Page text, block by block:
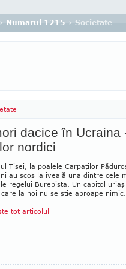
› Numarul 1215 › Societate
dacice în Ucraina
nordici
Tisei, la poalele Carpaţilor
au scos la iveală una dintre cele
regelui Burebista. Un capitol
la noi nu se ştie aproape nimic.
tot articolul